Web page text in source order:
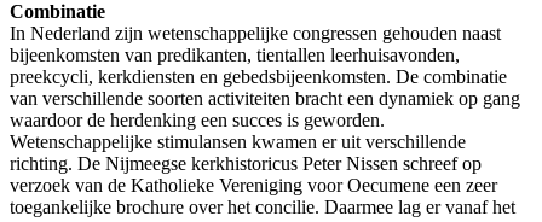
Combinatie
In Nederland zijn wetenschappelijke congressen gehouden naast
bijeenkomsten van predikanten, tientallen leerhuisavonden,
preekcycli, kerkdiensten en gebedsbijeenkomsten. De combinatie
van verschillende soorten activiteiten bracht een dynamiek op gang
waardoor de herdenking een succes is geworden.
Wetenschappelijke stimulansen kwamen er uit verschillende
richting. De Nijmeegse kerkhistoricus Peter Nissen schreef op
verzoek van de Katholieke Vereniging voor Oecumene een zeer
toegankelijke brochure over het concilie. Daarmee lag er vanaf het